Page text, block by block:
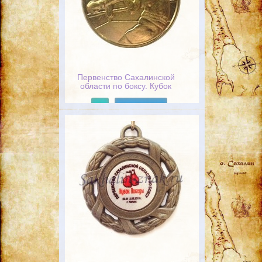
Первенство Сахалинской
области по боксу. Кубок
г.Холмск